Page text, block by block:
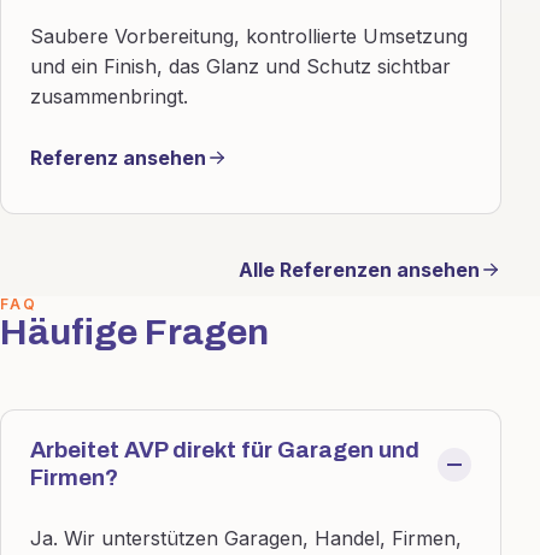
Saubere Vorbereitung, kontrollierte Umsetzung
und ein Finish, das Glanz und Schutz sichtbar
zusammenbringt.
Referenz ansehen
Alle Referenzen ansehen
FAQ
Häufige Fragen
Arbeitet AVP direkt für Garagen und
Firmen?
Ja. Wir unterstützen Garagen, Handel, Firmen,